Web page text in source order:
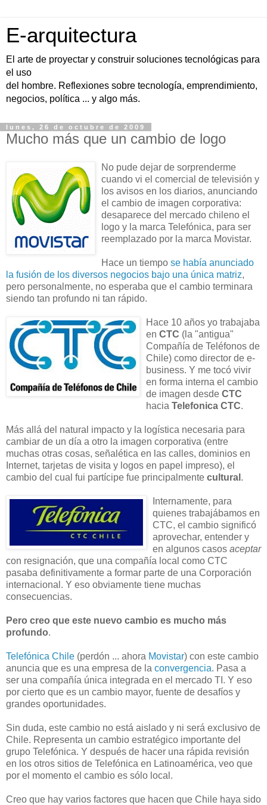
E-arquitectura
El arte de proyectar y construir soluciones tecnológicas para
el uso
del hombre. Reflexiones sobre tecnología, emprendimiento,
negocios, política ... y algo más.
lunes, 26 de octubre de 2009
Mucho más que un cambio de logo
No pude dejar de sorprenderme
cuando vi el comercial de televisión y
los avisos en los diarios, anunciando
el cambio de imagen corporativa:
desaparece del mercado chileno el
logo y la marca Telefónica, para ser
reemplazado por la marca Movistar.
Hace un tiempo se había anunciado
la fusión de los diversos negocios bajo una única matriz,
pero personalmente, no esperaba que el cambio terminara
siendo tan profundo ni tan rápido.
Hace 10 años yo trabajaba
en CTC (la "antigua"
Compañía de Teléfonos de
Chile) como director de e-
business. Y me tocó vivir
en forma interna el cambio
de imagen desde CTC
hacia Telefonica CTC.
Más allá del natural impacto y la logística necesaria para
cambiar de un día a otro la imagen corporativa (entre
muchas otras cosas, señalética en las calles, dominios en
Internet, tarjetas de visita y logos en papel impreso), el
cambio del cual fui partícipe fue principalmente cultural .
Internamente, para
quienes trabajábamos en
CTC, el cambio significó
aprovechar, entender y
en algunos casos aceptar
con resignación, que una compañía local como CTC
pasaba definitivamente a formar parte de una Corporación
internacional. Y eso obviamente tiene muchas
consecuencias.
Pero creo que este nuevo cambio es mucho más
profundo.
Telefónica Chile (perdón ... ahora Movistar) con este cambio
anuncia que es una empresa de la convergencia. Pasa a
ser una compañía única integrada en el mercado TI. Y eso
por cierto que es un cambio mayor, fuente de desafíos y
grandes oportunidades.
Sin duda, este cambio no está aislado y ni será exclusivo de
Chile. Representa un cambio estratégico importante del
grupo Telefónica. Y después de hacer una rápida revisión
en los otros sitios de Telefónica en Latinoamérica, veo que
por el momento el cambio es sólo local.
Creo que hay varios factores que hacen que Chile haya sido